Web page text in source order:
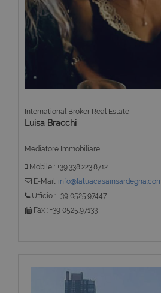
International Broker Real Estate
Luisa Bracchi
Mediatore Immobiliare
Mobile : +39.338.223.8712
E-Mail:
Ufficio : +39 0525.97447
Fax : +39 0525.97133